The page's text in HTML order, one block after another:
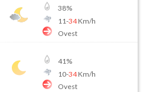
38%
11-34Km/h
Ovest
41%
10-34Km/h
Ovest